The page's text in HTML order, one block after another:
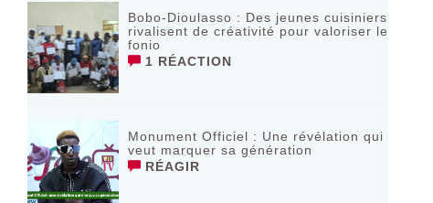
Bobo-Dioulasso : Des jeunes cuisiniers
rivalisent de créativité pour valoriser le
fonio
1 RÉACTION
Monument Officiel : Une révélation qui
veut marquer sa génération
RÉAGIR